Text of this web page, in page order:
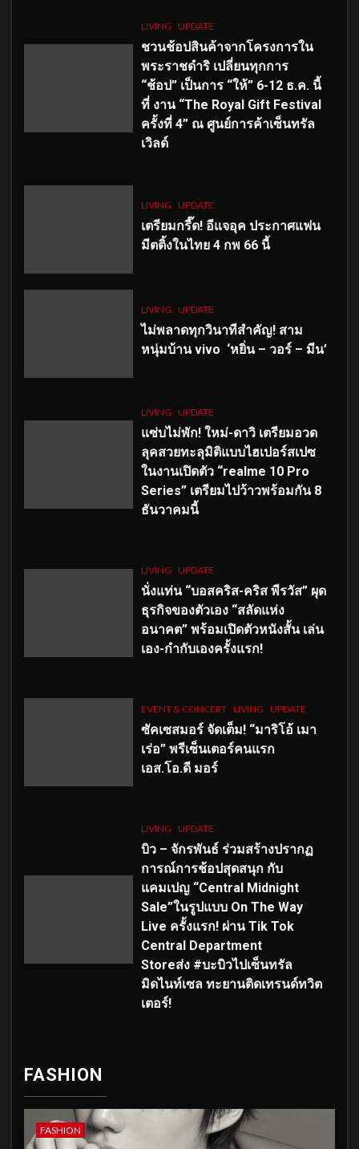
LIVING UPDATE
ชวนช้อปสินค้าจากโครงการใน
พระราชดำริ เปลี่ยนทุกการ
“ช้อป” เป็นการ “ให้” 6-12 ธ.ค. นี้
ที่ งาน “The Royal Gift Festival
ครั้งที่ 4” ณ ศูนย์การค้าเซ็นทรัล
เวิลด์
LIVING UPDATE
เตรียมกรี๊ด! อีแจอุค ประกาศแฟน
มีตติ้งในไทย 4 กพ 66 นี้
LIVING UPDATE
ไม่พลาดทุกวินาทีสำคัญ! สาม
หนุ่มบ้าน vivo ‘หยิ่น – วอร์ – มีน’
LIVING UPDATE
แซ่บไม่พัก! ใหม่-ดาวิ เตรียมอวด
ลุคสวยทะลุมิติแบบไฮเปอร์สเปซ
ในงานเปิดตัว “realme 10 Pro
Series” เตรียมไปว้าวพร้อมกัน 8
ธันวาคมนี้
LIVING UPDATE
นั่งแท่น “บอสคริส-คริส พีรวัส” ผุด
ธุรกิจของตัวเอง “สลัดแห่ง
อนาคต” พร้อมเปิดตัวหนังสั้น เล่น
เอง-กำกับเองครั้งแรก!
EVENT & CONCERT LIVING UPDATE
ซัคเซสมอร์ จัดเต็ม! “มาริโอ้ เมา
เร่อ” พรีเซ็นเตอร์คนแรก
เอส.โอ.ดี มอร์
LIVING UPDATE
บิว – จักรพันธ์ ร่วมสร้างปรากฏ
การณ์การช้อปสุดสนุก กับ
แคมเปญ “Central Midnight
Sale”ในรูปแบบ On The Way
Live ครั้งแรก! ผ่าน Tik Tok
Central Department
Storeส่ง #บะบิวไปเซ็นทรัล
มิดไนท์เซล ทะยานติดเทรนด์ทวิต
เตอร์!
FASHION
FASHION